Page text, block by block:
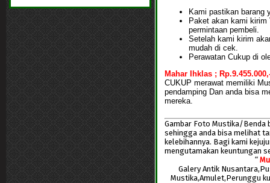
Kami pastikan barang
Paket akan kami
permintaan pembeli.
Setelah kami kirim
mudah di cek.
Perawatan Cukup di
Mahar Ihklas ;
CUKUP merawat memiliki
pendamping Dan anda bisa
mereka.
Gambar Foto Mustika/Benda
sehingga anda bisa melihat
kelebihannya. Bagi kami
mengutamakan keuntungan
“
Galery Antik
Mustika,Amulet,Perunggu